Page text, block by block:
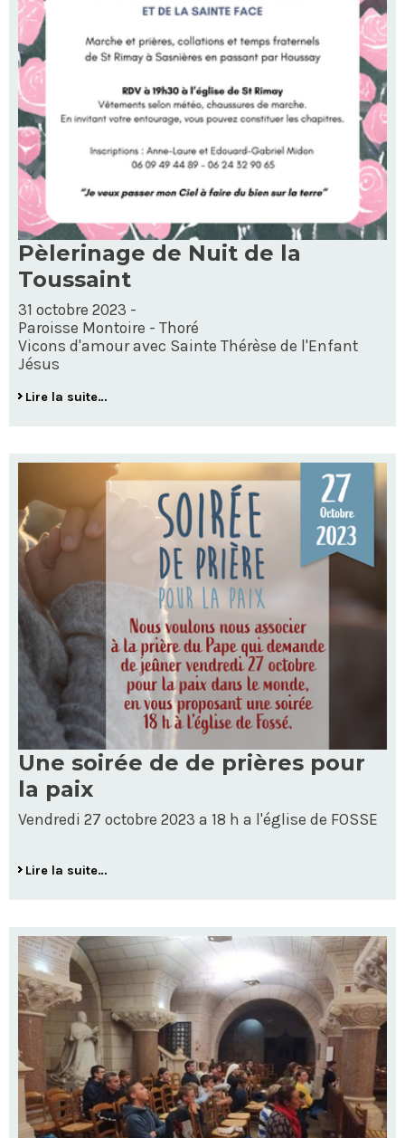
Pèlerinage de Nuit de la
Toussaint
31 octobre 2023 -
Paroisse Montoire - Thoré
Vicons d'amour avec Sainte Thérèse de l'Enfant
Jésus
Lire la suite…
Une soirée de de prières pour
la paix
Vendredi 27 octobre 2023 a 18 h a l'église de FOSSE
Lire la suite…